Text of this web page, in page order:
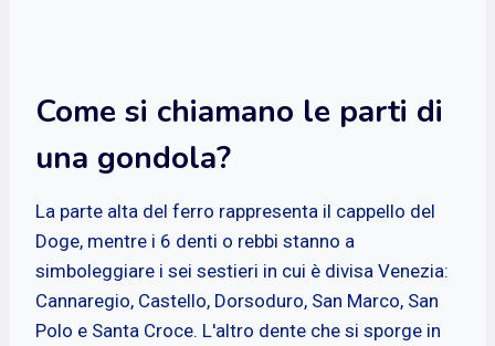
Come si chiamano le parti di
una gondola?
La parte alta del ferro rappresenta il cappello del
Doge, mentre i 6 denti o rebbi stanno a
simboleggiare i sei sestieri in cui è divisa Venezia:
Cannaregio, Castello, Dorsoduro, San Marco, San
Polo e Santa Croce. L'altro dente che si sporge in